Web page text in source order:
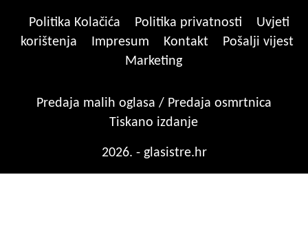
Politika Kolačića Politika privatnosti
Uvjeti
korištenja
Impresum Kontakt
Pošalji vijest
Marketing
Predaja malih oglasa / Predaja osmrtnica
Tiskano izdanje
2026. - glasistre.hr